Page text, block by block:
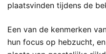
plaatsvinden tijdens de
Een van de kenmerken
hun focus op hebzucht,